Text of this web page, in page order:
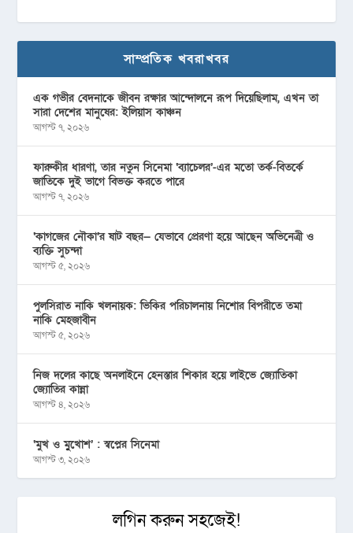
সাম্প্রতিক খবরাখবর
এক গভীর বেদনাকে জীবন রক্ষার আন্দোলনে রূপ দিয়েছিলাম, এখন তা
সারা দেশের মানুষের: ইলিয়াস কাঞ্চন
আগস্ট ৭, ২০২৬
ফারুকীর ধারণা, তার নতুন সিনেমা ‘ব্যাচেলর’-এর মতো তর্ক-বিতর্কে
জাতিকে দুই ভাগে বিভক্ত করতে পারে
আগস্ট ৭, ২০২৬
‘কাগজের নৌকা’র ষাট বছর— যেভাবে প্রেরণা হয়ে আছেন অভিনেত্রী ও
ব্যক্তি সুচন্দা
আগস্ট ৫, ২০২৬
পুলসিরাত নাকি খলনায়ক: ভিকির পরিচালনায় নিশোর বিপরীতে তমা
নাকি মেহজাবীন
আগস্ট ৫, ২০২৬
নিজ দলের কাছে অনলাইনে হেনস্তার শিকার হয়ে লাইভে জ্যোতিকা
জ্যোতির কান্না
আগস্ট ৪, ২০২৬
‘মুখ ও মু্খোশ’ : স্বপ্নের সিনেমা
আগস্ট ৩, ২০২৬
লগিন করুন সহজেই!